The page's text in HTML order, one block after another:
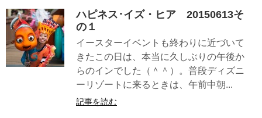
ハピネス･イズ・ヒア 20150613そ
の１
イースターイベントも終わりに近づいて
きたこの日は、本当に久しぶりの午後か
らのインでした（＾＾）。普段ディズニ
ーリゾートに来るときは、午前中朝...
記事を読む